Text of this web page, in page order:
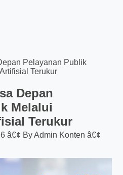
Pelayanan Publik
Terukur
Depan
Melalui
Terukur
â€¢ By Admin Konten â€¢